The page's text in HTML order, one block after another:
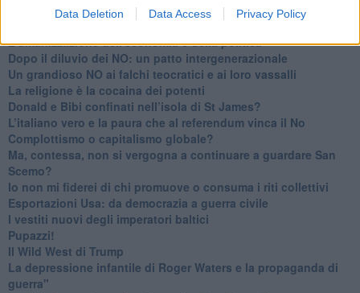
Data Deletion Data Access Privacy Policy
dell’opposizione
​Date loro l’Oscar al posto del Nobel per la Pace
L'umanizzazione dell'economia e della politica
​Dopo il diluvio dei NO: un patto intergenerazionale
​Un grandioso NO ai falchi teocratici e ai loro vassalli
La religione è la cocaina dei potenti
Donald e Bibi confinati nell’isola di St James?
L’italiano vero e la paura che al referendum vinca il No
​Complottismo o capitalismo globale?
​Ma, contessa, non si vergogna a continuare a guardare San
Scemo?
​Io non mi fiderei di chi promuove o consuma i riti collettivi
Esportazioni Usa: da democrazia a guerra civile
​I vestiti nuovi degli imperatori baltici
​Pupazzi!
​Il Wild West di Trump
​La depressione infantile di Roger Waters e la propaganda di
guerra"